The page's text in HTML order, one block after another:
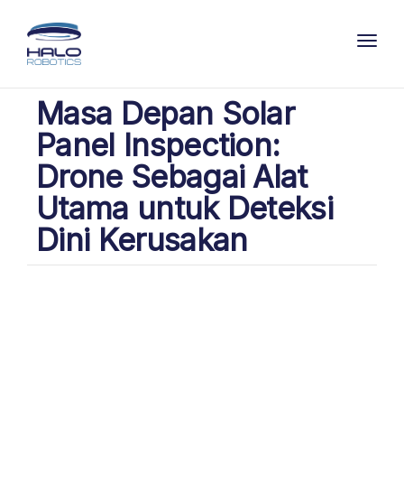
Masa Depan Solar
Panel Inspection:
Drone Sebagai Alat
Utama untuk Deteksi
Dini Kerusakan